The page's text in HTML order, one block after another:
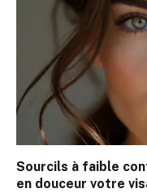
Sourcils à faible
en douceur votre